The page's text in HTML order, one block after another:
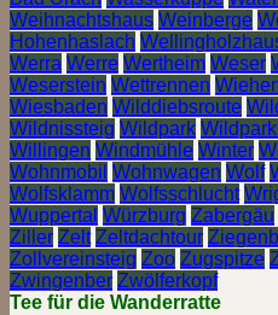
Weihnachtshaus Weinberge
Hohenhaslach
Werra Werre Wertheim Weser
Weserstein Wettrennen
Wiesbaden Wilddiebsroute
Wildnissteig Wildpark
Willingen Windmühle Winter
Wohnmobil Wohnwagen Wolf
Wolfsklamm Wolfsschlucht
Wuppertal Würzburg Zabergäu
Ziller Zelt Zeltdachtour
Zollvereinsteig Zoo Zugspitze
Zwingenber Zwölferkopf
Tee für die Wanderratte